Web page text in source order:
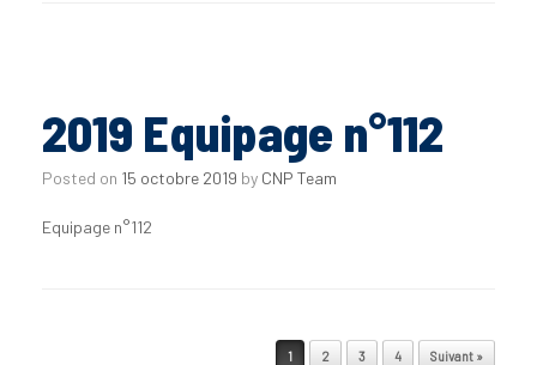
2019 Equipage n°112
Posted on 15 octobre 2019 by CNP Team
Equipage n°112
1 2 3 4 Suivant »